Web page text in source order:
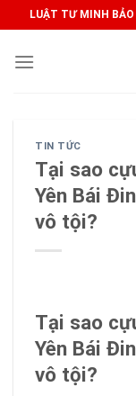
to
content
LUẬT TƯ MINH
TIN TỨC
Tại sao
Yên Bái
vô tội?
Tại sao
Yên Bái
vô tội?